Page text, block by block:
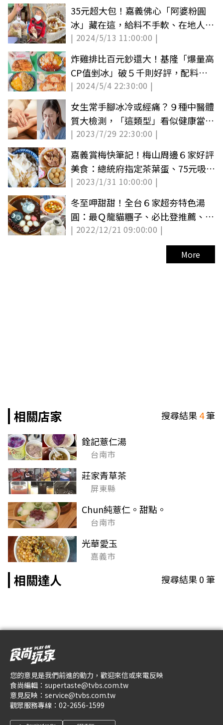
35元超大包！嘉義佛心「阿婆粉圓
冰」藏在這，給料不手軟、在地人狂
推
| 2024/5/13 11:00:00 |
炸雞排比百元鈔還大！基隆「爆量高
CP值剉冰」破５千則好評，配料多
到疊成山
| 2024/5/4 22:30:00 |
女生常手腳冰冷或經痛？９種中醫體
質大檢測，「這類型」看似健康當心
易便祕
| 2023/7/29 22:30:00 |
嘉義賞梅快筆記！梅山周邊６家好評
美食：總統府指定茶葉蛋、75元吸爆
羊大骨
| 2023/1/31 10:00:00 |
冬至呷甜甜！全台６家超夯特色湯
圓：最Ｑ龍貓糰子、必比登推薦、爆
餡湯圓
| 2022/12/21 09:00:00 |
More
相關店家 搜尋結果4筆
銓記薏仁湯
台南市
莊家青草茶
屏東縣
Chun純薏仁。甜點。
台南市
光華愛玉
嘉義市
相關達人 搜尋結果0筆
您的意見是我們前進的動力，歡迎來信或來電反映
食尚編輯： supertaste@tvbs.com.tw
意見反映： service@tvbs.com.tw
觀眾服務專線： 02-2656-1599